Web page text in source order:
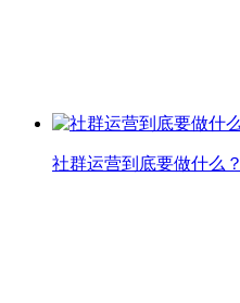
社群运营到底要做什么？